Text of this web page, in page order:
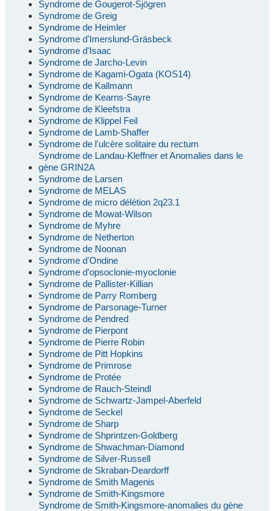
Syndrome de Gougerot-Sjögren
Syndrome de Greig
Syndrome de Heimler
Syndrome d'Imerslund-Gräsbeck
Syndrome d'Isaac
Syndrome de Jarcho-Levin
Syndrome de Kagami-Ogata (KOS14)
Syndrome de Kallmann
Syndrome de Kearns-Sayre
Syndrome de Kleefstra
Syndrome de Klippel Feil
Syndrome de Lamb-Shaffer
Syndrome de l'ulcère solitaire du rectum
Syndrome de Landau-Kleffner et Anomalies dans le
gène GRIN2A
Syndrome de Larsen
Syndrome de MELAS
Syndrome de micro délétion 2q23.1
Syndrome de Mowat-Wilson
Syndrome de Myhre
Syndrome de Netherton
Syndrome de Noonan
Syndrome d'Ondine
Syndrome d'opsoclonie-myoclonie
Syndrome de Pallister-Killian
Syndrome de Parry Romberg
Syndrome de Parsonage-Turner
Syndrome de Pendred
Syndrome de Pierpont
Syndrome de Pierre Robin
Syndrome de Pitt Hopkins
Syndrome de Primrose
Syndrome de Protée
Syndrome de Rauch-Steindl
Syndrome de Schwartz-Jampel-Aberfeld
Syndrome de Seckel
Syndrome de Sharp
Syndrome de Shprintzen-Goldberg
Syndrome de Shwachman-Diamond
Syndrome de Silver-Russell
Syndrome de Skraban-Deardorff
Syndrome de Smith Magenis
Syndrome de Smith-Kingsmore
Syndrome de Smith-Kingsmore-anomalies du gène